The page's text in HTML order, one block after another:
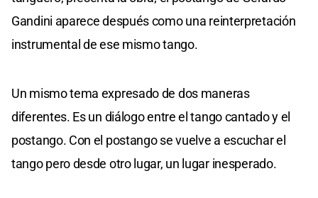
Gandini aparece después como una reinterpretación
instrumental de ese mismo tango.
Un mismo tema expresado de dos maneras
diferentes. Es un diálogo entre el tango cantado y el
postango. Con el postango se vuelve a escuchar el
tango pero desde otro lugar, un lugar inesperado.